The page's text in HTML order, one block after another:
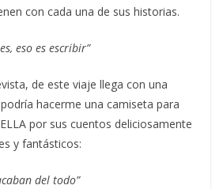
con cada una de sus historias.
eso es escribir”
de este viaje llega con una
hacerme una camiseta para
por sus cuentos deliciosamente
y fantásticos:
del todo”